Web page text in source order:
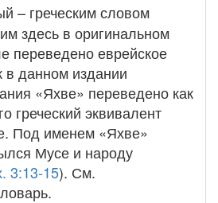
– греческим словом
здесь в оригинальном
переведено еврейское
в данном издании
«Яхве» переведено как
греческий эквивалент
Под именем «Яхве»
Мусе и народу
3:13-15). См.